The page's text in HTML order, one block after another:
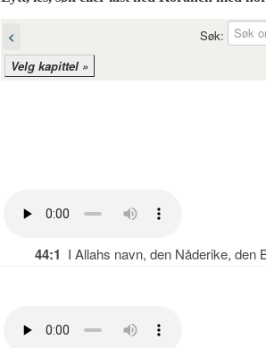
< Søk:
Velg kapittel »
44:1 I Allahs navn, den Nåderike, den